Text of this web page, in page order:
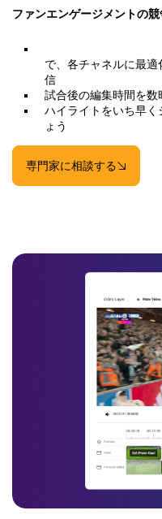
ファンエンゲージメントの競
で、各チャネルに最
信
試合後の編集時間を
ハイライトをいち早く
ょう
専門家に相談する